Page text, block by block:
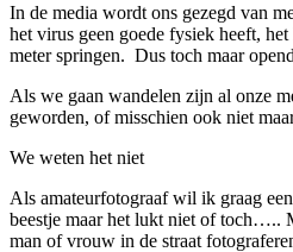
In de media wordt ons gezegd van
het virus geen goede fysiek heeft,
meter springen. Dus toch maar
Als we gaan wandelen zijn al onze
geworden, of misschien ook niet
We weten het niet
Als amateurfotograaf wil ik graag
beestje maar het lukt niet of toch…..
man of vrouw in de straat